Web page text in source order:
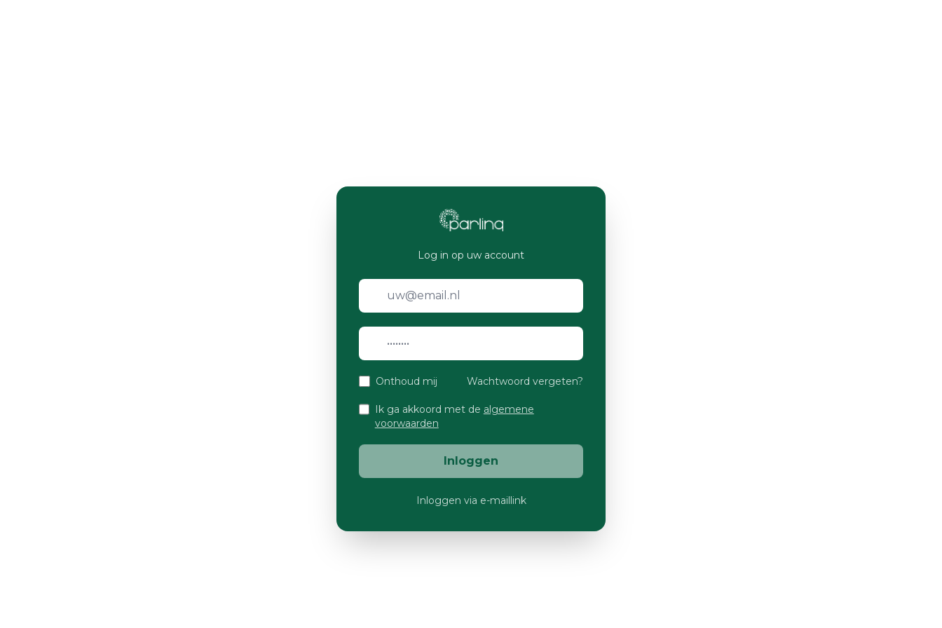
Log in op uw account
Onthoud mij Wachtwoord vergeten?
Ik ga akkoord met de algemene
voorwaarden
Inloggen
Inloggen via e-maillink